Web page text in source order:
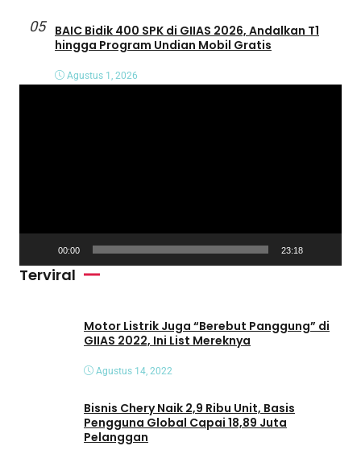
05
BAIC Bidik 400 SPK di GIIAS 2026, Andalkan T1
hingga Program Undian Mobil Gratis
Agustus 1, 2026
d
00:00 23:18
Terviral
Motor Listrik Juga “Berebut Panggung” di
GIIAS 2022, Ini List Mereknya
Agustus 14, 2022
Bisnis Chery Naik 2,9 Ribu Unit, Basis
Pengguna Global Capai 18,89 Juta
Pelanggan